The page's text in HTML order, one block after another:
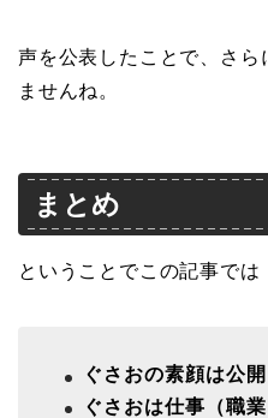
声を公表したことで、さ
ませんね。
まとめ
ということでこの記事では
ぐさおの素顔は公
ぐさおは仕事（職